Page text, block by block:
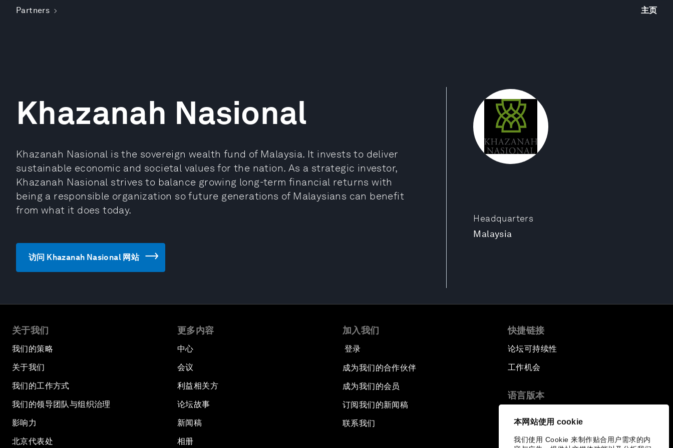
本网站使用 cookie
我们使用 Cookie 来制作贴合用户需求的内
Partners 主页
Headquarters
Malaysia
Khazanah Nasional
Khazanah Nasional is the sovereign wealth fund of Malaysia. It invests to deliver
sustainable economic and societal values for the nation. As a strategic investor,
Khazanah Nasional strives to balance growing long-term financial returns with
being a responsible organization so future generations of Malaysians can benefit
from what it does today.
访问 Khazanah Nasional 网站
关于我们
我们的策略
关于我们
我们的工作方式
我们的领导团队与组织治理
影响力
北京代表处
更多内容
中心
会议
利益相关方
论坛故事
新闻稿
相册
加入我们
登录
成为我们的合作伙伴
成为我们的会员
订阅我们的新闻稿
联系我们
快捷链接
论坛可持续性
工作机会
语言版本